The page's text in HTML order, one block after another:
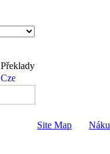
Překlady
Site Map